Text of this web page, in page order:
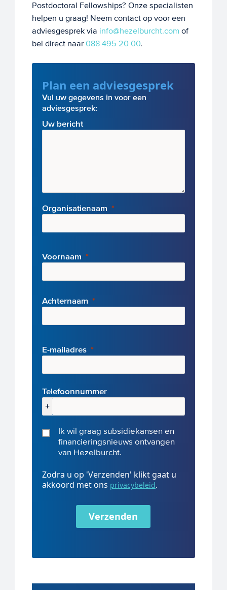
Postdoctoral Fellowships? Onze specialisten
helpen u graag! Neem contact op voor een
adviesgesprek via info@hezelburcht.com of
bel direct naar 088 495 20 00.
Plan een adviesgesprek
Vul uw gegevens in voor een
adviesgesprek:
Uw bericht
Organisatienaam
Voornaam
Achternaam
E-mailadres
Telefoonnummer
+
Ik wil graag subsidiekansen en
financieringsnieuws ontvangen
van Hezelburcht.
Zodra u op 'Verzenden' klikt gaat u
akkoord met ons privacybeleid.
Verzenden